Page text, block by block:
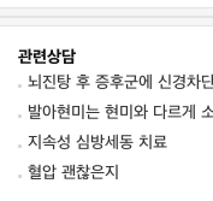
관련상담
뇌진탕 후 증후군에 신경차
발아현미는 현미와 다르게
지속성 심방세동 치료
혈압 괜찮은지